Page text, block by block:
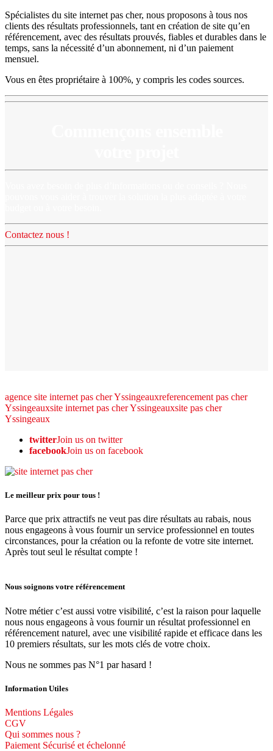
Spécialistes du site internet pas cher, nous proposons à tous nos
clients des résultats professionnels, tant en création de site qu’en
référencement, avec des résultats prouvés, fiables et durables dans le
temps, sans la nécessité d’un abonnement, ni d’un paiement
mensuel.
Vous en êtes propriétaire à 100%, y compris les codes sources.
Contactez nous !
agence site internet pas cher Yssingeauxreferencement pas cher
Yssingeauxsite internet pas cher Yssingeauxsite pas cher
Yssingeaux
twitterJoin us on twitter
facebookJoin us on facebook
Le meilleur prix pour tous !
Parce que prix attractifs ne veut pas dire résultats au rabais, nous
nous engageons à vous fournir un service professionnel en toutes
circonstances, pour la création ou la refonte de votre site internet.
Après tout seul le résultat compte !
Nous soignons votre référencement
Notre métier c’est aussi votre visibilité, c’est la raison pour laquelle
nous nous engageons à vous fournir un résultat professionnel en
référencement naturel, avec une visibilité rapide et efficace dans les
10 premiers résultats, sur les mots clés de votre choix.
Nous ne sommes pas N°1 par hasard !
Information Utiles
Mentions Légales
CGV
Qui sommes nous ?
Paiement Sécurisé et échelonné